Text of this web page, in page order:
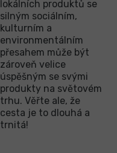
lokálních produktů se
silným sociálním,
kulturním a
environmentálním
přesahem může být
zároveň velice
úspěšným se svými
produkty na světovém
trhu. Věřte ale, že
cesta je to dlouhá a
trnitá!